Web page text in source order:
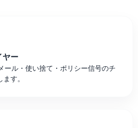
ヤー
ール・使い捨て・ポリシー信号のチ
す。